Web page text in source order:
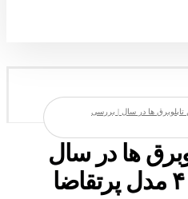
ها در سال | بررسی
ها در سال